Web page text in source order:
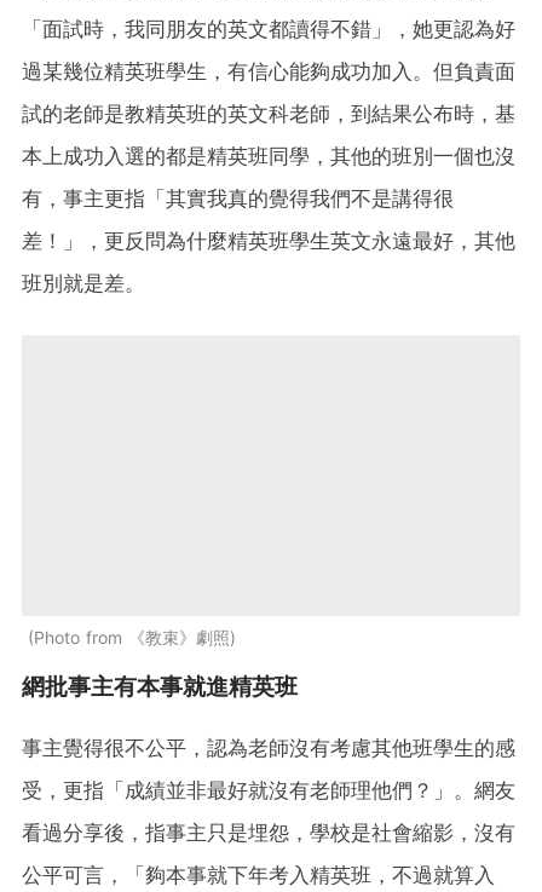
「面試時，我同朋友的英文都讀得不錯」，她更認為好
過某幾位精英班學生，有信心能夠成功加入。但負責面
試的老師是教精英班的英文科老師，到結果公布時，基
本上成功入選的都是精英班同學，其他的班別一個也沒
有，事主更指「其實我真的覺得我們不是講得很
差！」，更反問為什麼精英班學生英文永遠最好，其他
班別就是差。
Photo from 《教束》劇照
網批事主有本事就進精英班
事主覺得很不公平，認為老師沒有考慮其他班學生的感
受，更指「成績並非最好就沒有老師理他們？」。網友
看過分享後，指事主只是埋怨，學校是社會縮影，沒有
公平可言，「夠本事就下年考入精英班，不過就算入